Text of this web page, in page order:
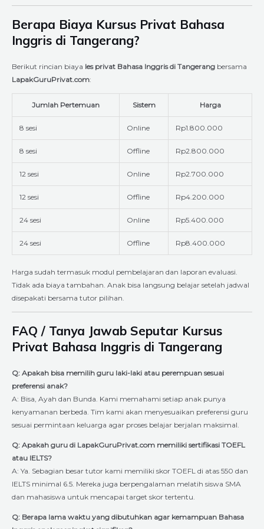
Berapa Biaya Kursus Privat Bahasa
Inggris di Tangerang?
Berikut rincian biaya les privat Bahasa Inggris di Tangerang bersama
LapakGuruPrivat.com:
Jumlah Pertemuan Sistem Harga
8 sesi Online Rp1.800.000
8 sesi Offline Rp2.800.000
12 sesi Online Rp2.700.000
12 sesi Offline Rp4.200.000
24 sesi Online Rp5.400.000
24 sesi Offline Rp8.400.000
Harga sudah termasuk modul pembelajaran dan laporan evaluasi.
Tidak ada biaya tambahan. Anak bisa langsung belajar setelah jadwal
disepakati bersama tutor pilihan.
FAQ / Tanya Jawab Seputar Kursus
Privat Bahasa Inggris di Tangerang
Q: Apakah bisa memilih guru laki-laki atau perempuan sesuai
preferensi anak?
A: Bisa, Ayah dan Bunda. Kami memahami setiap anak punya
kenyamanan berbeda. Tim kami akan menyesuaikan preferensi guru
sesuai permintaan keluarga agar proses belajar berjalan maksimal.
Q: Apakah guru di LapakGuruPrivat.com memiliki sertifikasi TOEFL
atau IELTS?
A: Ya. Sebagian besar tutor kami memiliki skor TOEFL di atas 550 dan
IELTS minimal 6.5. Mereka juga berpengalaman melatih siswa SMA
dan mahasiswa untuk mencapai target skor tertentu.
Q: Berapa lama waktu yang dibutuhkan agar kemampuan Bahasa